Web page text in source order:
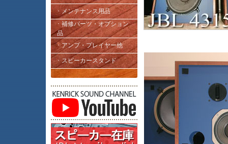
･ メンテナンス用品
･ 補修パーツ・オプション
品
･ アンプ・プレイヤー他
･ スピーカースタンド